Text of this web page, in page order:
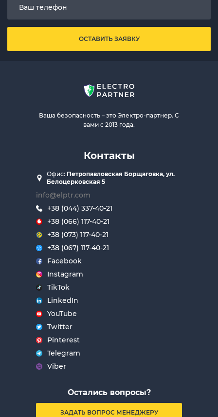
ОСТАВИТЬ ЗАЯВКУ
Ваша безопасность – это Электро-партнер. С
вами с 2013 года.
Контакты
Офис: Петропавловская Борщаговка, ул.
Белоцерковская 5
info@elptr.com
+38 (044) 337-40-21
+38 (066) 117-40-21
+38 (073) 117-40-21
+38 (067) 117-40-21
Facebook
Instagram
TikTok
LinkedIn
YouTube
Twitter
Pinterest
Telegram
Viber
Остались вопросы?
ЗАДАТЬ ВОПРОС МЕНЕДЖЕРУ